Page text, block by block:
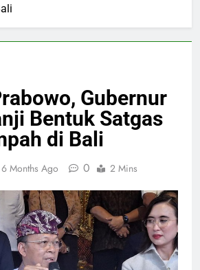
Gubernur
Bentuk Satgas
di Bali
6 Months Ago 0 2 Mins